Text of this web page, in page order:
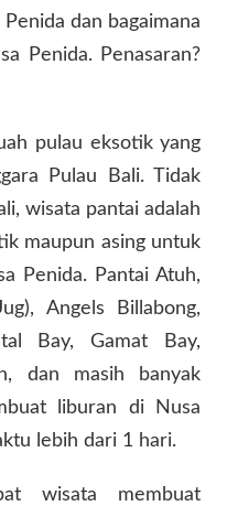
dan bagaimana
Penida. Penasaran?
pulau eksotik yang
Pulau Bali. Tidak
wisata pantai adalah
maupun asing untuk
Penida. Pantai Atuh,
Angels Billabong,
Bay, Gamat Bay,
dan masih banyak
liburan di Nusa
lebih dari 1 hari.
wisata membuat